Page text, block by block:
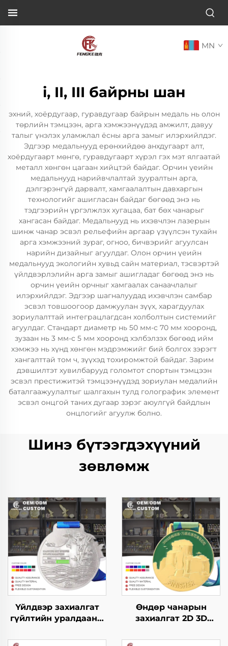
MN
i, II, III байрны шан
эхний, хоёрдугаар, гуравдугаар байрын медаль нь олон
төрлийн тэмцээн, арга хэмжээнүүдэд амжилт, давуу
талыг үнэлэх уламжлал ёсны арга замыг илэрхийлдэг.
Эдгээр медальнууд ерөнхийдөө анхдугаарт алт,
хоёрдугаарт мөнгө, гуравдугаарт хүрэл гэх мэт ялгаатай
металл хөнгөн цагаан хийцтэй байдаг. Орчин үеийн
медальнууд нарийвчлалтай зууралтын арга,
дэлгэрэнгүй дарвалт, хамгаалалтын давхаргын
технологийг ашигласан байдаг бөгөөд энэ нь
тэдгээрийн үргэлжлэх хугацаа, бат бөх чанарыг
хангасан байдаг. Медальнууд нь ихэвчлэн лазерын
шинж чанар эсвэл рельефийн аргаар үзүүлсэн тухайн
арга хэмжээний зураг, огноо, бичвэрийг агуулсан
нарийн дизайныг агуулдаг. Олон орчин үеийн
медальнууд экологийн хувьд сайн материал, тэсвэртэй
үйлдвэрлэлийн арга замыг ашигладаг бөгөөд энэ нь
орчин үеийн орчныг хамгаалах санаачлалыг
илэрхийлдэг. Эдгээр шагналуудад ихэвчлэн самбар
эсвэл товшоогоор дамжуулан зүүх, харагдуулах
зориулалттай интеграцлагдсан холболтын системийг
агуулдаг. Стандарт диаметр нь 50 мм-с 70 мм хооронд,
зузаан нь 3 мм-с 5 мм хооронд хэлбэлзэх бөгөөд ийм
хэмжээ нь хүнд хөнгөн мэдрэмжийг бий болгох зэрэгт
хангалттай том ч, зүүхэд тохиромжтой байдаг. Зарим
дэвшилтэт хувилбарууд голомтот спортын тэмцээн
эсвэл престижитэй тэмцээнүүдэд зориулан медалийн
баталгаажуулалтыг шалгахын тулд голографик элемент
эсвэл онцгой таних дугаар зэрэг аюулгүй байдлын
онцлогийг агуулж болно.
Шинэ бүтээгдэхүүний
зөвлөмж
Үйлдвэр захиалгат
гүйлтийн уралдааны
Уралдааны марафон
Өндөр чанарын
захиалгат 2D 3D
спортын металл